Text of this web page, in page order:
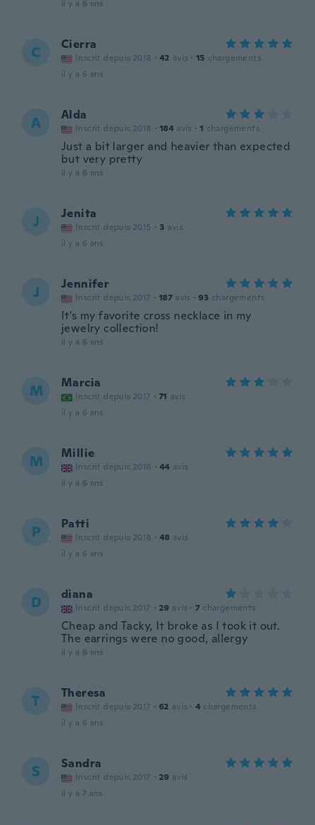
il y a 6 ans
C Cierra
Inscrit depuis 2018 · 42 avis · 15 chargements
il y a 6 ans
A Alda
Inscrit depuis 2018 · 184 avis · 1 chargements
Just a bit larger and heavier than expected
but very pretty
il y a 6 ans
J Jenita
Inscrit depuis 2015 · 3 avis
il y a 6 ans
J Jennifer
Inscrit depuis 2017 · 187 avis · 93 chargements
It's my favorite cross necklace in my
jewelry collection!
il y a 6 ans
M Marcia
Inscrit depuis 2017 · 71 avis
il y a 6 ans
M Millie
Inscrit depuis 2016 · 44 avis
il y a 6 ans
P Patti
Inscrit depuis 2018 · 48 avis
il y a 6 ans
D diana
Inscrit depuis 2017 · 29 avis · 7 chargements
Cheap and Tacky, It broke as I took it out.
The earrings were no good, allergy
il y a 6 ans
T Theresa
Inscrit depuis 2017 · 62 avis · 4 chargements
il y a 6 ans
S Sandra
Inscrit depuis 2017 · 29 avis
il y a 7 ans